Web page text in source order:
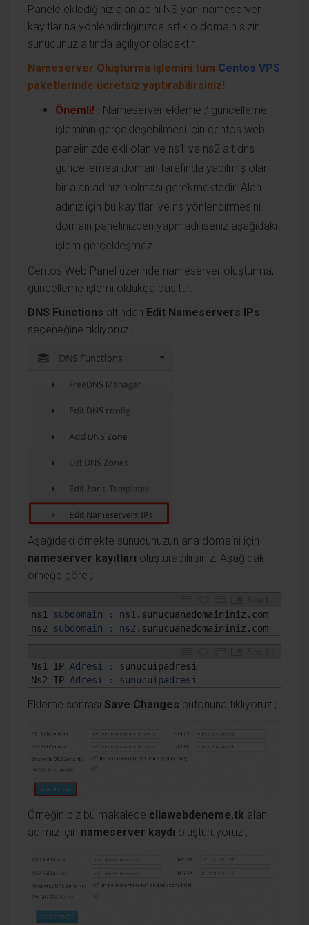
Panele eklediğiniz alan adını NS yani nameserver
kayıtlarına yönlendirdiğinizde artık o domain sizin
sunucunuz altında açılıyor olacaktır.
Nameserver Oluşturma işlemini tüm Centos VPS
paketlerinde ücretsiz yaptırabilirsiniz!
Önemli! : Nameserver ekleme / güncelleme
işleminin gerçekleşebilmesi için centos web
panelinizde ekli olan ve ns1 ve ns2 alt dns
güncellemesi domain tarafında yapılmış olan
bir alan adınızın olması gerekmektedir. Alan
adınız için bu kayıtları ve ns yönlendirmesini
domain panelinizden yapmadı iseniz aşağıdaki
işlem gerçekleşmez.
Centos Web Panel üzerinde nameserver oluşturma,
güncelleme işlemi oldukça basittir.
DNS Functions altından Edit Nameservers IPs
seçeneğine tıklıyoruz ;
Aşağıdaki örnekte sunucunuzun ana domaini için
nameserver kayıtları oluşturabilirsiniz. Aşağıdaki
örneğe göre ;
ns1 subdomain : ns1 .sunucuanadomaininiz .com
ns2 subdomain : ns2 .sunucuanadomaininiz .com
Ns1 IP Adresi :
sunucuipadresi
Ns2 IP Adresi : sunucuipadresi
Ekleme sonrası Save Changes butonuna tıklıyoruz ;
Örneğin biz bu makalede cliawebdeneme.tk alan
adımız için nameserver kaydı oluşturuyoruz ;